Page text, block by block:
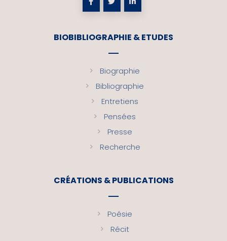
BIOBIBLIOGRAPHIE & ETUDES
Biographie
Bibliographie
Entretiens
Pensées
Presse
Recherche
CRÉATIONS & PUBLICATIONS
Poésie
Récit